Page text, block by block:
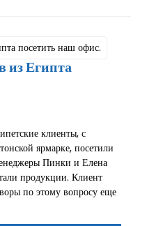
из Египта
клиенты, с
ярмарке, посетили
Пинки и Елена
продукции. Клиент
по этому вопросу еще